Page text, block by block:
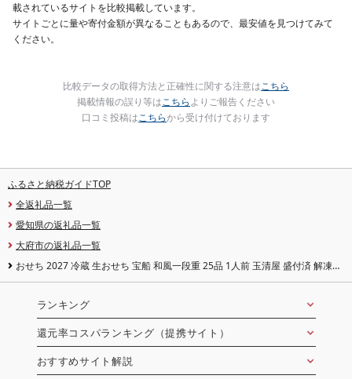
載されているサイトを比較掲載しています。
サイトごとに量や寄付金額が異なることもあるので、最安値を見つけてみて
ください。
比較データの取得方法と正確性に関する注意はこちら
掲載情報の誤り等はこちらよりご報告ください
口コミ投稿はこちらから受け付けております
ふるさと納税ガイドTOP
全返礼品一覧
愛知県の返礼品一覧
大府市の返礼品一覧
おせち 2027 冷蔵 生おせち 宝船 和風一段重 25品 1人前 玉清屋 盛付済 解凍不
ランキング
還元率コスパランキング（提携サイト）
おすすめサイト解説